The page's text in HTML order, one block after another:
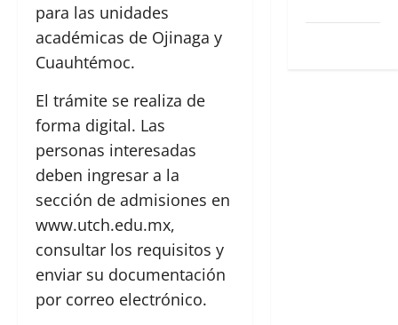
para las unidades
académicas de Ojinaga y
Cuauhtémoc.
El trámite se realiza de
forma digital. Las
personas interesadas
deben ingresar a la
sección de admisiones en
www.utch.edu.mx,
consultar los requisitos y
enviar su documentación
por correo electrónico.